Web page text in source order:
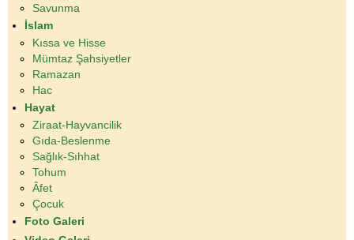
Savunma
İslam
Kıssa ve Hisse
Mümtaz Şahsiyetler
Ramazan
Hac
Hayat
Ziraat-Hayvancilik
Gıda-Beslenme
Sağlık-Sıhhat
Tohum
Âfet
Çocuk
Foto Galeri